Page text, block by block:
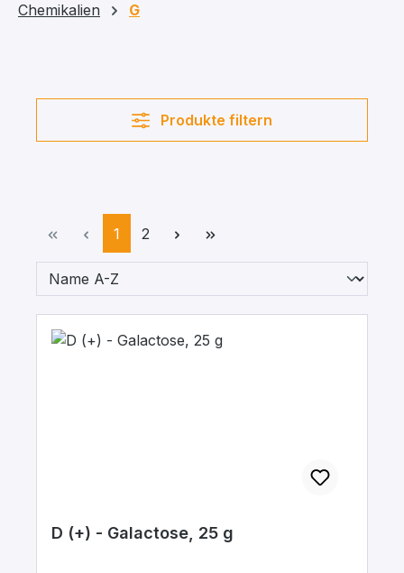
Chemikalien G
Produkte filtern
Seite
1 Seite
2
D (+) - Galactose, 25 g